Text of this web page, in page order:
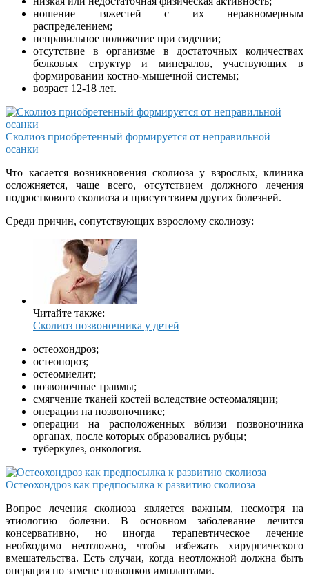
ношение тяжестей с их неравномерным
распределением;
неправильное положение при сидении;
отсутствие в организме в достаточных количествах
белковых структур и минералов, участвующих в
формировании костно-мышечной системы;
возраст 12-18 лет.
Сколиоз приобретенный формируется от неправильной
осанки
Что касается возникновения сколиоза у взрослых, клиника
осложняется, чаще всего, отсутствием должного лечения
подросткового сколиоза и присутствием других болезней.
Среди причин, сопутствующих взрослому сколиозу:
Читайте также:
Сколиоз позвоночника у детей
остеохондроз;
остеопороз;
остеомиелит;
позвоночные травмы;
смягчение тканей костей вследствие остеомаляции;
операции на позвоночнике;
операции на расположенных вблизи позвоночника
органах, после которых образовались рубцы;
туберкулез, онкология.
Остеохондроз как предпосылка к развитию сколиоза
Вопрос лечения сколиоза является важным, несмотря на
этиологию болезни. В основном заболевание лечится
консервативно, но иногда терапевтическое лечение
необходимо неотложно, чтобы избежать хирургического
вмешательства. Есть случаи, когда неотложной должна быть
операция по замене позвонков имплантами.